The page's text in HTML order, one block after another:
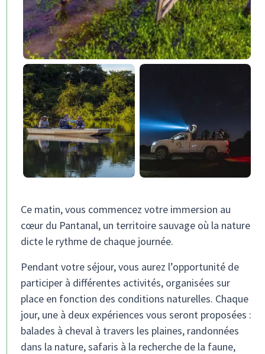
Ce matin, vous commencez votre immersion au
cœur du Pantanal, un territoire sauvage où la nature
dicte le rythme de chaque journée.
Pendant votre séjour, vous aurez l’opportunité de
participer à différentes activités, organisées sur
place en fonction des conditions naturelles. Chaque
jour, une à deux expériences vous seront proposées :
balades à cheval à travers les plaines, randonnées
dans la nature, safaris à la recherche de la faune,